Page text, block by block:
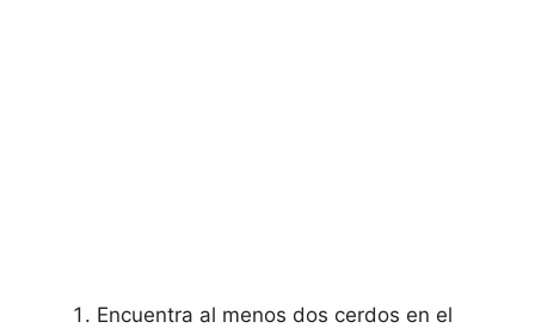
Encuentra al menos dos cerdos en el